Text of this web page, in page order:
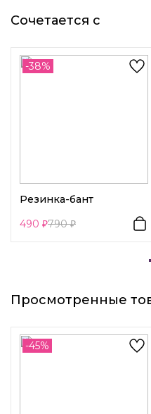
Диаметр:3 см
Декоративный элемент 1:
сделана из сетки. В
Сочетается с
-38%
Резинка-бант
490
790
Просмотренные
-45%